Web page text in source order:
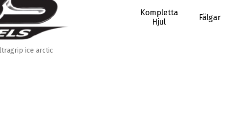
Kompletta
Hjul
Fälgar
ice arctic